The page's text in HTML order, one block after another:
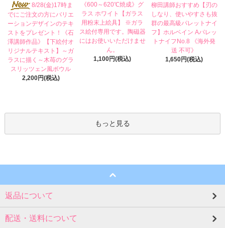
8/28(金)17時ま
でにご注文の方にバリエ
ーションデザインのテキ
ストをプレゼント！《石
澤講師作品》【下絵付オ
リジナルテキスト】～ガ
ラスに描く～木苺のグラ
スリッツェン風ボウル
2,200円(税込)
《600～620℃焼成》グ
ラス ホワイト【ガラス
用粉末上絵具】 ※ガラ
ス絵付専用です。陶磁器
にはお使いいただけませ
ん。
1,100円(税込)
柳田講師おすすめ【刃の
しなり、使いやすさも抜
群の最高級パレットナイ
フ】ホルベイン Aパレッ
トナイフNo.8 《海外発
送 不可》
1,650円(税込)
もっと見る
返品について
配送・送料について